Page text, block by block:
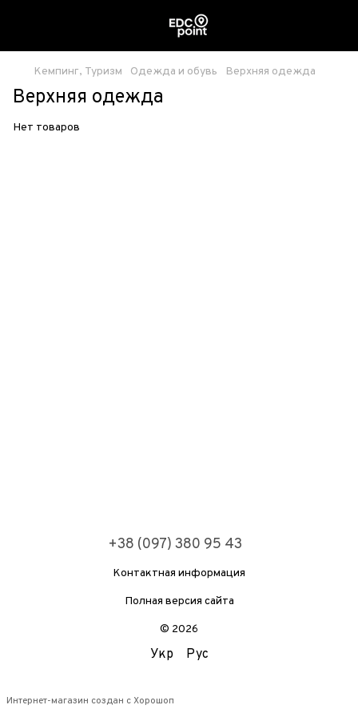
Кемпинг, Туризм Одежда и обувь Верхняя одежда
Верхняя одежда
Нет товаров
+38 (097) 380 95 43
Контактная информация
Полная версия сайта
© 2026
Укр Рус
Интернет-магазин создан с Хорошоп